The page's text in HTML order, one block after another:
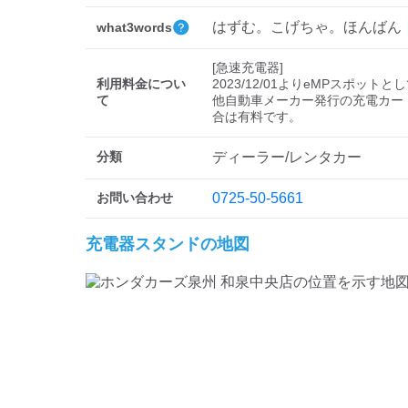
what3words はずむ。こげちゃ。ほんばん
利用料金につい
て
[急速充電器]
2023/12/01よりeMPスポットとし
他自動車メーカー発行の充電カー
分類 ディーラー/レンタカー
お問い合わせ 0725-50-5661
充電器スタンドの地図